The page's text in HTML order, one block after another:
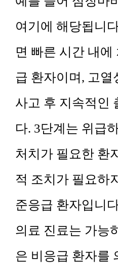
여기에 해당됩니
면 빠른 시간 내
급 환자이며, 고열
사고 후 지속적인
다. 3단계는 위급
처치가 필요한 환
적 조치가 필요하
준응급 환자입니
의료 진료는 가능
은 비응급 환자를